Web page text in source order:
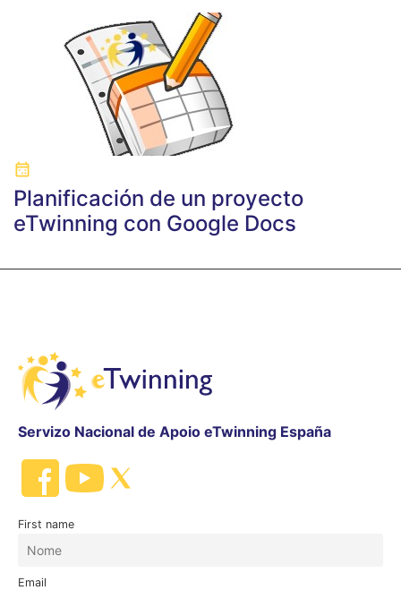
Planificación de un proyecto
eTwinning con Google Docs
Servizo Nacional de Apoio eTwinning España
First name
Email